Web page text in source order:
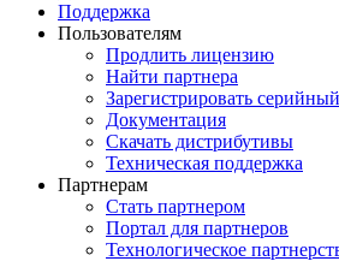
Поддержка
Пользователям
Продлить лицензию
Найти партнера
Зарегистрировать
Документация
Скачать дистрибутивы
Техническая поддержка
Партнерам
Стать партнером
Портал для партнеров
Технологическое